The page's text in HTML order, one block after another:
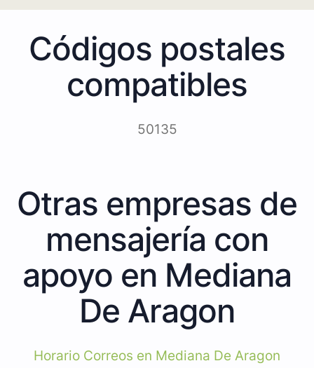
Códigos postales
compatibles
50135
Otras empresas de
mensajería con
apoyo en Mediana
De Aragon
Horario Correos en Mediana De Aragon